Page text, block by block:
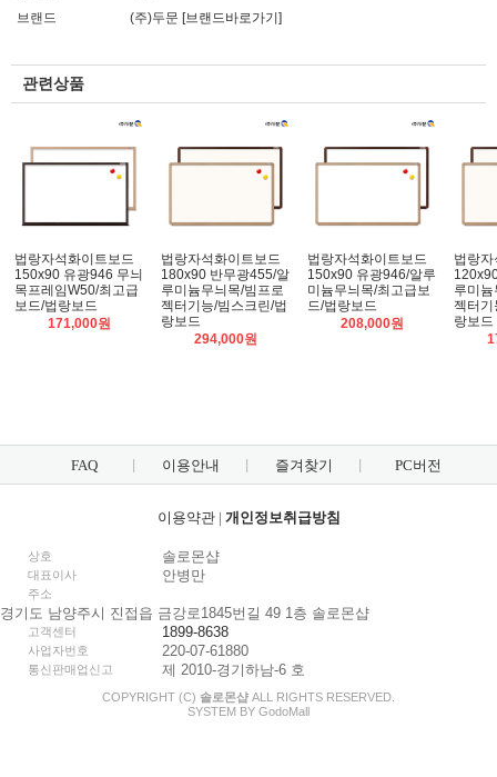
브랜드
(주)두문 [브랜드바로가기]
관련상품
법랑자석화이트보드
150x90 유광946 무늬
목프레임W50/최고급
보드/법랑보드
171,000원
법랑자석화이트보드
180x90 반무광455/알
루미늄무늬목/빔프로
젝터기능/빔스크린/법
랑보드
294,000원
법랑자석화이트보드
150x90 유광946/알루
미늄무늬목/최고급보
드/법랑보드
208,000원
법랑
루미
젝터기
랑보드
FAQ 이용안내 즐겨찾기 PC버전
이용약관| 개인정보취급방침
상호 솔로몬샵
대표이사 안병만
주소
경기도 남양주시 진접읍 금강로1845번길 49 1층 솔로몬샵
고객센터 1899-8638
사업자번호 220-07-61880
통신판매업신고 제 2010-경기하남-6 호
COPYRIGHT (C) 솔로몬샵 ALL RIGHTS RESERVED.
SYSTEM BY GodoMall